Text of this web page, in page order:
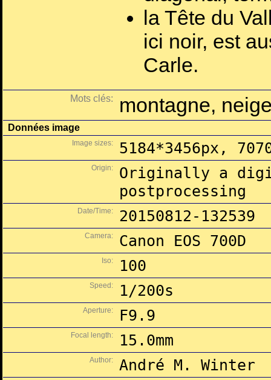
la Tête du
ici noir, est
Carle.
Mots clés: montagne,
Données image
Image sizes: 5184*3456px,
Origin:
Originally a
postprocessing
Date/Time: 20150812-132539
Camera: Canon EOS 700D
Iso: 100
Speed: 1/200s
Aperture: F9.9
Focal length: 15.0mm
Author: André M. Winter